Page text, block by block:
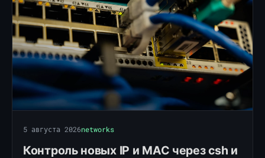
5 августа 2026networks
Контроль новых IP и MAC через csh и